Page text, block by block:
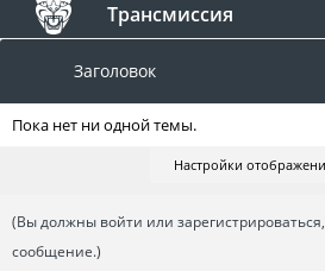
Трансмиссия
Заголовок
Пока нет ни одной темы.
Настройки
(Вы должны войти или
сообщение.)